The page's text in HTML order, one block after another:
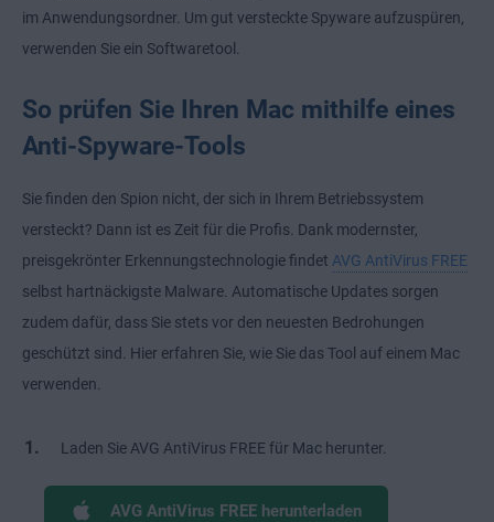
im Anwendungsordner. Um gut versteckte Spyware aufzuspüren,
verwenden Sie ein Softwaretool.
So prüfen Sie Ihren Mac mithilfe eines
Anti-Spyware-Tools
Sie finden den Spion nicht, der sich in Ihrem Betriebssystem
versteckt? Dann ist es Zeit für die Profis. Dank modernster,
preisgekrönter Erkennungstechnologie findet AVG AntiVirus FREE
selbst hartnäckigste Malware. Automatische Updates sorgen
zudem dafür, dass Sie stets vor den neuesten Bedrohungen
geschützt sind. Hier erfahren Sie, wie Sie das Tool auf einem Mac
verwenden.
Laden Sie AVG AntiVirus FREE für Mac herunter.
AVG AntiVirus FREE herunterladen